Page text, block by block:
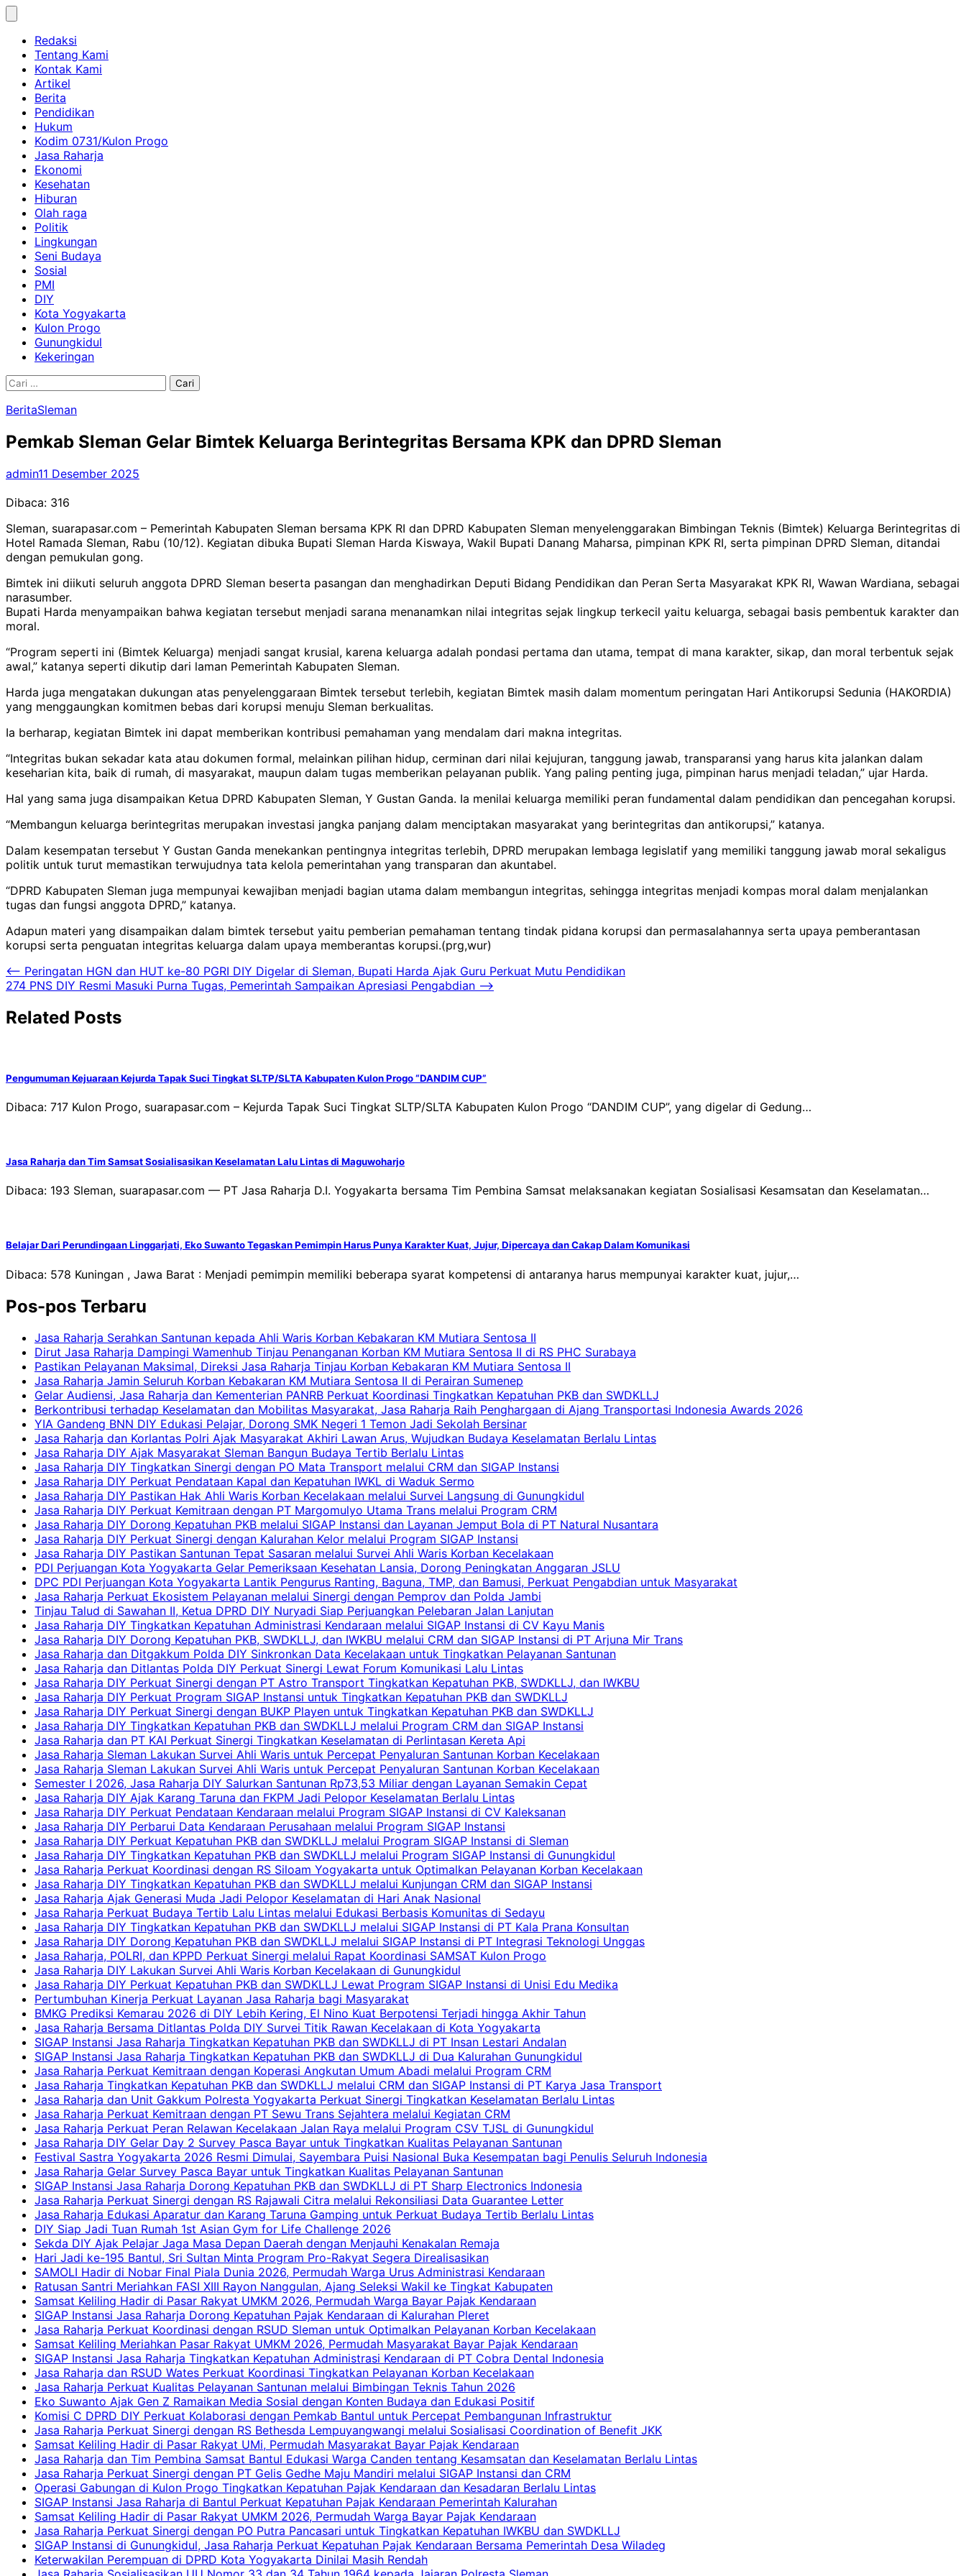
Skip
contentRedaksi
Tentang Kami
Kontak Kami
Artikel
Berita
Pendidikan
Hukum
Kodim 0731/Kulon Progo
Jasa Raharja
Ekonomi
Kesehatan
Hiburan
Olah raga
Politik
Lingkungan
Seni Budaya
Sosial
PMI
DIY
Kota Yogyakarta
Kulon Progo
Gunungkidul
Kekeringan
Cari
BeritaSleman
Pemkab Sleman Gelar Bimtek Keluarga Berintegritas Bersama KPK dan DPRD Sleman
admin11 Desember 2025
Dibaca: 316
Sleman, suarapasar.com – Pemerintah Kabupaten Sleman bersama KPK RI dan DPRD Kabupaten Sleman menyelenggarakan Bimbingan Teknis (Bimtek) Keluarga Berintegritas di
Hotel Ramada Sleman, Rabu (10/12). Kegiatan dibuka Bupati Sleman Harda Kiswaya, Wakil Bupati Danang Maharsa, pimpinan KPK RI, serta pimpinan DPRD Sleman, ditandai
dengan pemukulan gong.
Bimtek ini diikuti seluruh anggota DPRD Sleman beserta pasangan dan menghadirkan Deputi Bidang Pendidikan dan Peran Serta Masyarakat KPK RI, Wawan Wardiana, sebagai
narasumber.
Bupati Harda menyampaikan bahwa kegiatan tersebut menjadi sarana menanamkan nilai integritas sejak lingkup terkecil yaitu keluarga, sebagai basis pembentuk karakter dan
moral.
“Program seperti ini (Bimtek Keluarga) menjadi sangat krusial, karena keluarga adalah pondasi pertama dan utama, tempat di mana karakter, sikap, dan moral terbentuk sejak
awal,” katanya seperti dikutip dari laman Pemerintah Kabupaten Sleman.
Harda juga mengatakan dukungan atas penyelenggaraan Bimtek tersebut terlebih, kegiatan Bimtek masih dalam momentum peringatan Hari Antikorupsi Sedunia (HAKORDIA)
yang menggaungkan komitmen bebas dari korupsi menuju Sleman berkualitas.
Ia berharap, kegiatan Bimtek ini dapat memberikan kontribusi pemahaman yang mendalam dari makna integritas.
“Integritas bukan sekadar kata atau dokumen formal, melainkan pilihan hidup, cerminan dari nilai kejujuran, tanggung jawab, transparansi yang harus kita jalankan dalam
keseharian kita, baik di rumah, di masyarakat, maupun dalam tugas memberikan pelayanan publik. Yang paling penting juga, pimpinan harus menjadi teladan,” ujar Harda.
Hal yang sama juga disampaikan Ketua DPRD Kabupaten Sleman, Y Gustan Ganda. Ia menilai keluarga memiliki peran fundamental dalam pendidikan dan pencegahan korupsi.
“Membangun keluarga berintegritas merupakan investasi jangka panjang dalam menciptakan masyarakat yang berintegritas dan antikorupsi,” katanya.
Dalam kesempatan tersebut Y Gustan Ganda menekankan pentingnya integritas terlebih, DPRD merupakan lembaga legislatif yang memiliki tanggung jawab moral sekaligus
politik untuk turut memastikan terwujudnya tata kelola pemerintahan yang transparan dan akuntabel.
“DPRD Kabupaten Sleman juga mempunyai kewajiban menjadi bagian utama dalam membangun integritas, sehingga integritas menjadi kompas moral dalam menjalankan
tugas dan fungsi anggota DPRD,” katanya.
Adapun materi yang disampaikan dalam bimtek tersebut yaitu pemberian pemahaman tentang tindak pidana korupsi dan permasalahannya serta upaya pemberantasan
korupsi serta penguatan integritas keluarga dalam upaya memberantas korupsi.(prg,wur)
Navigasi
pos
⟵ Peringatan HGN dan HUT ke-80 PGRI DIY Digelar di Sleman, Bupati Harda Ajak Guru Perkuat Mutu Pendidikan
274 PNS DIY Resmi Masuki Purna Tugas, Pemerintah Sampaikan Apresiasi Pengabdian ⟶
Related Posts
Pengumuman Kejuaraan Kejurda Tapak Suci Tingkat SLTP/SLTA Kabupaten Kulon Progo “DANDIM CUP”
Dibaca: 717 Kulon Progo, suarapasar.com – Kejurda Tapak Suci Tingkat SLTP/SLTA Kabupaten Kulon Progo “DANDIM CUP”, yang digelar di Gedung…
Jasa Raharja dan Tim Samsat Sosialisasikan Keselamatan Lalu Lintas di Maguwoharjo
Dibaca: 193 Sleman, suarapasar.com — PT Jasa Raharja D.I. Yogyakarta bersama Tim Pembina Samsat melaksanakan kegiatan Sosialisasi Kesamsatan dan Keselamatan…
Belajar Dari Perundingaan Linggarjati, Eko Suwanto Tegaskan Pemimpin Harus Punya Karakter Kuat, Jujur, Dipercaya dan Cakap Dalam Komunikasi
Dibaca: 578 Kuningan , Jawa Barat : Menjadi pemimpin memiliki beberapa syarat kompetensi di antaranya harus mempunyai karakter kuat, jujur,…
Pos-pos Terbaru
Jasa Raharja Serahkan Santunan kepada Ahli Waris Korban Kebakaran KM Mutiara Sentosa II
Dirut Jasa Raharja Dampingi Wamenhub Tinjau Penanganan Korban KM Mutiara Sentosa II di RS PHC Surabaya
Pastikan Pelayanan Maksimal, Direksi Jasa Raharja Tinjau Korban Kebakaran KM Mutiara Sentosa II
Jasa Raharja Jamin Seluruh Korban Kebakaran KM Mutiara Sentosa II di Perairan Sumenep
Gelar Audiensi, Jasa Raharja dan Kementerian PANRB Perkuat Koordinasi Tingkatkan Kepatuhan PKB dan SWDKLLJ
Berkontribusi terhadap Keselamatan dan Mobilitas Masyarakat, Jasa Raharja Raih Penghargaan di Ajang Transportasi Indonesia Awards 2026
YIA Gandeng BNN DIY Edukasi Pelajar, Dorong SMK Negeri 1 Temon Jadi Sekolah Bersinar
Jasa Raharja dan Korlantas Polri Ajak Masyarakat Akhiri Lawan Arus, Wujudkan Budaya Keselamatan Berlalu Lintas
Jasa Raharja DIY Ajak Masyarakat Sleman Bangun Budaya Tertib Berlalu Lintas
Jasa Raharja DIY Tingkatkan Sinergi dengan PO Mata Transport melalui CRM dan SIGAP Instansi
Jasa Raharja DIY Perkuat Pendataan Kapal dan Kepatuhan IWKL di Waduk Sermo
Jasa Raharja DIY Pastikan Hak Ahli Waris Korban Kecelakaan melalui Survei Langsung di Gunungkidul
Jasa Raharja DIY Perkuat Kemitraan dengan PT Margomulyo Utama Trans melalui Program CRM
Jasa Raharja DIY Dorong Kepatuhan PKB melalui SIGAP Instansi dan Layanan Jemput Bola di PT Natural Nusantara
Jasa Raharja DIY Perkuat Sinergi dengan Kalurahan Kelor melalui Program SIGAP Instansi
Jasa Raharja DIY Pastikan Santunan Tepat Sasaran melalui Survei Ahli Waris Korban Kecelakaan
PDI Perjuangan Kota Yogyakarta Gelar Pemeriksaan Kesehatan Lansia, Dorong Peningkatan Anggaran JSLU
DPC PDI Perjuangan Kota Yogyakarta Lantik Pengurus Ranting, Baguna, TMP, dan Bamusi, Perkuat Pengabdian untuk Masyarakat
Jasa Raharja Perkuat Ekosistem Pelayanan melalui Sinergi dengan Pemprov dan Polda Jambi
Tinjau Talud di Sawahan II, Ketua DPRD DIY Nuryadi Siap Perjuangkan Pelebaran Jalan Lanjutan
Jasa Raharja DIY Tingkatkan Kepatuhan Administrasi Kendaraan melalui SIGAP Instansi di CV Kayu Manis
Jasa Raharja DIY Dorong Kepatuhan PKB, SWDKLLJ, dan IWKBU melalui CRM dan SIGAP Instansi di PT Arjuna Mir Trans
Jasa Raharja dan Ditgakkum Polda DIY Sinkronkan Data Kecelakaan untuk Tingkatkan Pelayanan Santunan
Jasa Raharja dan Ditlantas Polda DIY Perkuat Sinergi Lewat Forum Komunikasi Lalu Lintas
Jasa Raharja DIY Perkuat Sinergi dengan PT Astro Transport Tingkatkan Kepatuhan PKB, SWDKLLJ, dan IWKBU
Jasa Raharja DIY Perkuat Program SIGAP Instansi untuk Tingkatkan Kepatuhan PKB dan SWDKLLJ
Jasa Raharja DIY Perkuat Sinergi dengan BUKP Playen untuk Tingkatkan Kepatuhan PKB dan SWDKLLJ
Jasa Raharja DIY Tingkatkan Kepatuhan PKB dan SWDKLLJ melalui Program CRM dan SIGAP Instansi
Jasa Raharja dan PT KAI Perkuat Sinergi Tingkatkan Keselamatan di Perlintasan Kereta Api
Jasa Raharja Sleman Lakukan Survei Ahli Waris untuk Percepat Penyaluran Santunan Korban Kecelakaan
Jasa Raharja Sleman Lakukan Survei Ahli Waris untuk Percepat Penyaluran Santunan Korban Kecelakaan
Semester I 2026, Jasa Raharja DIY Salurkan Santunan Rp73,53 Miliar dengan Layanan Semakin Cepat
Jasa Raharja DIY Ajak Karang Taruna dan FKPM Jadi Pelopor Keselamatan Berlalu Lintas
Jasa Raharja DIY Perkuat Pendataan Kendaraan melalui Program SIGAP Instansi di CV Kaleksanan
Jasa Raharja DIY Perbarui Data Kendaraan Perusahaan melalui Program SIGAP Instansi
Jasa Raharja DIY Perkuat Kepatuhan PKB dan SWDKLLJ melalui Program SIGAP Instansi di Sleman
Jasa Raharja DIY Tingkatkan Kepatuhan PKB dan SWDKLLJ melalui Program SIGAP Instansi di Gunungkidul
Jasa Raharja Perkuat Koordinasi dengan RS Siloam Yogyakarta untuk Optimalkan Pelayanan Korban Kecelakaan
Jasa Raharja DIY Tingkatkan Kepatuhan PKB dan SWDKLLJ melalui Kunjungan CRM dan SIGAP Instansi
Jasa Raharja Ajak Generasi Muda Jadi Pelopor Keselamatan di Hari Anak Nasional
Jasa Raharja Perkuat Budaya Tertib Lalu Lintas melalui Edukasi Berbasis Komunitas di Sedayu
Jasa Raharja DIY Tingkatkan Kepatuhan PKB dan SWDKLLJ melalui SIGAP Instansi di PT Kala Prana Konsultan
Jasa Raharja DIY Dorong Kepatuhan PKB dan SWDKLLJ melalui SIGAP Instansi di PT Integrasi Teknologi Unggas
Jasa Raharja, POLRI, dan KPPD Perkuat Sinergi melalui Rapat Koordinasi SAMSAT Kulon Progo
Jasa Raharja DIY Lakukan Survei Ahli Waris Korban Kecelakaan di Gunungkidul
Jasa Raharja DIY Perkuat Kepatuhan PKB dan SWDKLLJ Lewat Program SIGAP Instansi di Unisi Edu Medika
Pertumbuhan Kinerja Perkuat Layanan Jasa Raharja bagi Masyarakat
BMKG Prediksi Kemarau 2026 di DIY Lebih Kering, El Nino Kuat Berpotensi Terjadi hingga Akhir Tahun
Jasa Raharja Bersama Ditlantas Polda DIY Survei Titik Rawan Kecelakaan di Kota Yogyakarta
SIGAP Instansi Jasa Raharja Tingkatkan Kepatuhan PKB dan SWDKLLJ di PT Insan Lestari Andalan
SIGAP Instansi Jasa Raharja Tingkatkan Kepatuhan PKB dan SWDKLLJ di Dua Kalurahan Gunungkidul
Jasa Raharja Perkuat Kemitraan dengan Koperasi Angkutan Umum Abadi melalui Program CRM
Jasa Raharja Tingkatkan Kepatuhan PKB dan SWDKLLJ melalui CRM dan SIGAP Instansi di PT Karya Jasa Transport
Jasa Raharja dan Unit Gakkum Polresta Yogyakarta Perkuat Sinergi Tingkatkan Keselamatan Berlalu Lintas
Jasa Raharja Perkuat Kemitraan dengan PT Sewu Trans Sejahtera melalui Kegiatan CRM
Jasa Raharja Perkuat Peran Relawan Kecelakaan Jalan Raya melalui Program CSV TJSL di Gunungkidul
Jasa Raharja DIY Gelar Day 2 Survey Pasca Bayar untuk Tingkatkan Kualitas Pelayanan Santunan
Festival Sastra Yogyakarta 2026 Resmi Dimulai, Sayembara Puisi Nasional Buka Kesempatan bagi Penulis Seluruh Indonesia
Jasa Raharja Gelar Survey Pasca Bayar untuk Tingkatkan Kualitas Pelayanan Santunan
SIGAP Instansi Jasa Raharja Dorong Kepatuhan PKB dan SWDKLLJ di PT Sharp Electronics Indonesia
Jasa Raharja Perkuat Sinergi dengan RS Rajawali Citra melalui Rekonsiliasi Data Guarantee Letter
Jasa Raharja Edukasi Aparatur dan Karang Taruna Gamping untuk Perkuat Budaya Tertib Berlalu Lintas
DIY Siap Jadi Tuan Rumah 1st Asian Gym for Life Challenge 2026
Sekda DIY Ajak Pelajar Jaga Masa Depan Daerah dengan Menjauhi Kenakalan Remaja
Hari Jadi ke-195 Bantul, Sri Sultan Minta Program Pro-Rakyat Segera Direalisasikan
SAMOLI Hadir di Nobar Final Piala Dunia 2026, Permudah Warga Urus Administrasi Kendaraan
Ratusan Santri Meriahkan FASI XIII Rayon Nanggulan, Ajang Seleksi Wakil ke Tingkat Kabupaten
Samsat Keliling Hadir di Pasar Rakyat UMKM 2026, Permudah Warga Bayar Pajak Kendaraan
SIGAP Instansi Jasa Raharja Dorong Kepatuhan Pajak Kendaraan di Kalurahan Pleret
Jasa Raharja Perkuat Koordinasi dengan RSUD Sleman untuk Optimalkan Pelayanan Korban Kecelakaan
Samsat Keliling Meriahkan Pasar Rakyat UMKM 2026, Permudah Masyarakat Bayar Pajak Kendaraan
SIGAP Instansi Jasa Raharja Tingkatkan Kepatuhan Administrasi Kendaraan di PT Cobra Dental Indonesia
Jasa Raharja dan RSUD Wates Perkuat Koordinasi Tingkatkan Pelayanan Korban Kecelakaan
Jasa Raharja Perkuat Kualitas Pelayanan Santunan melalui Bimbingan Teknis Tahun 2026
Eko Suwanto Ajak Gen Z Ramaikan Media Sosial dengan Konten Budaya dan Edukasi Positif
Komisi C DPRD DIY Perkuat Kolaborasi dengan Pemkab Bantul untuk Percepat Pembangunan Infrastruktur
Jasa Raharja Perkuat Sinergi dengan RS Bethesda Lempuyangwangi melalui Sosialisasi Coordination of Benefit JKK
Samsat Keliling Hadir di Pasar Rakyat UMi, Permudah Masyarakat Bayar Pajak Kendaraan
Jasa Raharja dan Tim Pembina Samsat Bantul Edukasi Warga Canden tentang Kesamsatan dan Keselamatan Berlalu Lintas
Jasa Raharja Perkuat Sinergi dengan PT Gelis Gedhe Maju Mandiri melalui SIGAP Instansi dan CRM
Operasi Gabungan di Kulon Progo Tingkatkan Kepatuhan Pajak Kendaraan dan Kesadaran Berlalu Lintas
SIGAP Instansi Jasa Raharja di Bantul Perkuat Kepatuhan Pajak Kendaraan Pemerintah Kalurahan
Samsat Keliling Hadir di Pasar Rakyat UMKM 2026, Permudah Warga Bayar Pajak Kendaraan
Jasa Raharja Perkuat Sinergi dengan PO Putra Pancasari untuk Tingkatkan Kepatuhan IWKBU dan SWDKLLJ
SIGAP Instansi di Gunungkidul, Jasa Raharja Perkuat Kepatuhan Pajak Kendaraan Bersama Pemerintah Desa Wiladeg
Keterwakilan Perempuan di DPRD Kota Yogyakarta Dinilai Masih Rendah